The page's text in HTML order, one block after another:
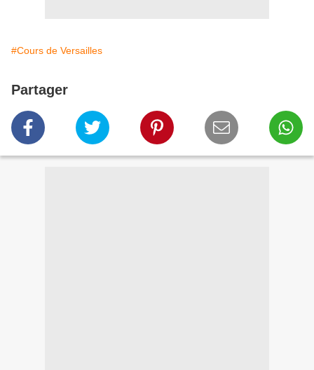
#Cours de Versailles
Partager